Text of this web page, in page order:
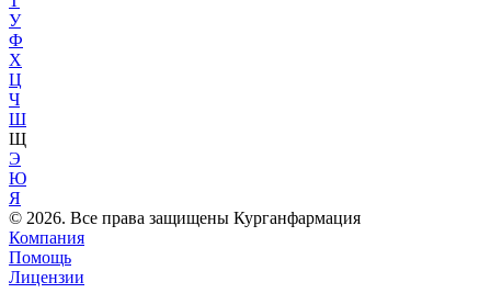
У
Ф
Х
Ц
Ч
Ш
Щ
Э
Ю
Я
© 2026. Все права защищены Курганфармация
Компания
Помощь
Лицензии